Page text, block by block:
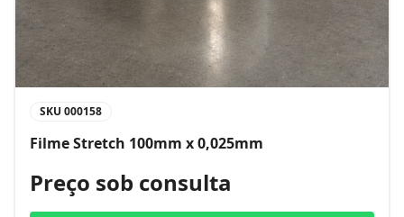
SKU 000158
Filme Stretch 100mm x 0,025mm
Preço sob consulta